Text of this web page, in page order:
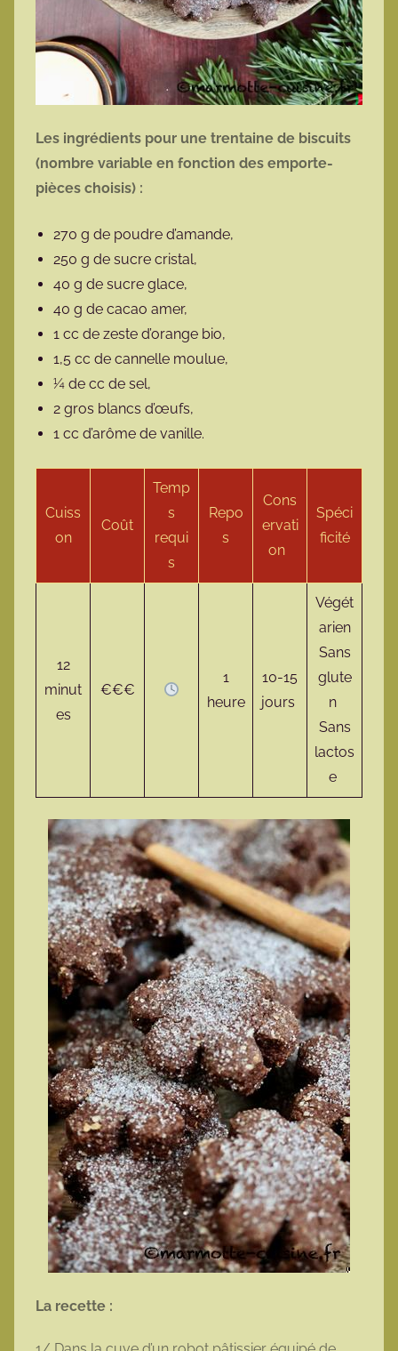
Les ingrédients pour une trentaine de biscuits
(nombre variable en fonction des emporte-
pièces choisis) :
270 g de poudre d’amande,
250 g de sucre cristal,
40 g de sucre glace,
40 g de cacao amer,
1 cc de zeste d’orange bio,
1,5 cc de cannelle moulue,
¼ de cc de sel,
2 gros blancs d’œufs,
1 cc d’arôme de vanille.
Cuiss
on
Coût
Temp
s
requi
s
Repo
s
Cons
ervati
on
Spéci
ficité
12
minut
es
€€€
1
heure
10-15
jours
Végét
arien
Sans
glute
n
Sans
lactos
e
La recette :